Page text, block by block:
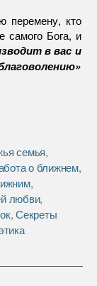
перемену, кто
самого Бога, и
в вас и
семья,
о ближнем,
,
любви,
,Секреты